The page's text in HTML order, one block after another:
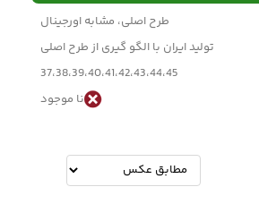
طرح اصلی، مشابه اورجینال
تولید ایران با الگو گیری از طرح اصلی
37،38،39،40،41،42،43،44،45
نا موجود